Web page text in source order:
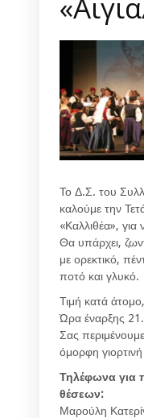
Το Δ.Σ. του
καλούμε την
«Καλλιθέα»,
Θα υπάρχει,
με ορεκτικό,
ποτό και γλυκό.
Τιμή κατά
Ώρα έναρξης
Σας
όμορφη
Τηλέφωνα για
θέσεων:
Μαρούλη